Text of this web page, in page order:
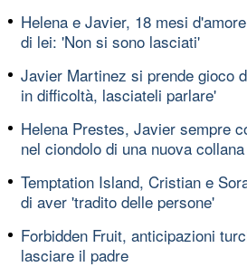
Helena e Javier, 18 mesi
di lei: 'Non si sono lasciati'
Javier Martinez si prende gioco
in difficoltà, lasciateli parlare'
Helena Prestes, Javier sempre
nel ciondolo di una nuova collana
Temptation Island, Cristian e
di aver 'tradito delle persone'
Forbidden Fruit, anticipazioni
lasciare il padre